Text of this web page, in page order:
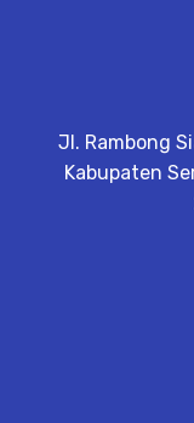
Jl. Rambong
Kabupaten